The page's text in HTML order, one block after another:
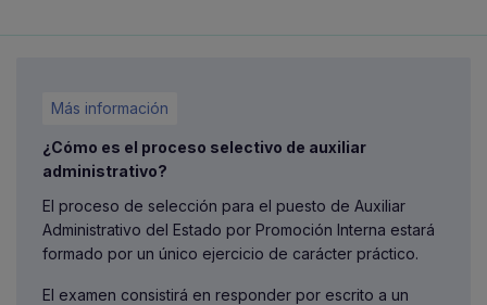
Más información
¿Cómo es el proceso selectivo de auxiliar
administrativo?
El proceso de selección para el puesto de Auxiliar
Administrativo del Estado por Promoción Interna estará
formado por un único ejercicio de carácter práctico.
El examen consistirá en responder por escrito a un